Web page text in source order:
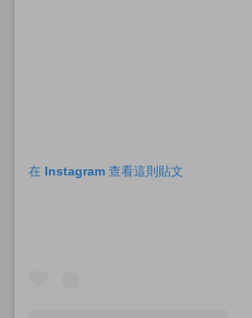
在 Instagram 查看這則貼文